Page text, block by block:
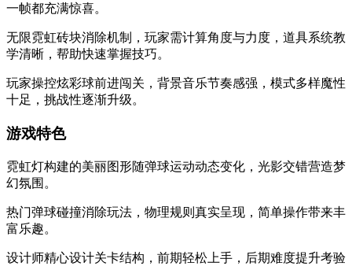
一帧都充满惊喜。
无限霓虹砖块消除机制，玩家需计算角度与力度，道具系统教
学清晰，帮助快速掌握技巧。
玩家操控炫彩球前进闯关，背景音乐节奏感强，模式多样魔性
十足，挑战性逐渐升级。
游戏特色
霓虹灯构建的美丽图形随弹球运动动态变化，光影交错营造梦
幻氛围。
热门弹球碰撞消除玩法，物理规则真实呈现，简单操作带来丰
富乐趣。
设计师精心设计关卡结构，前期轻松上手，后期难度提升考验